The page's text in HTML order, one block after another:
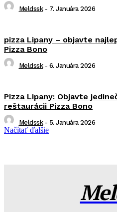
Meldssk - 7. Januára 2026
pizza Lipany – objavte
Pizza Bono
Meldssk - 6. Januára 2026
Pizza Lipany: Objavte
reštaurácii Pizza Bono
Meldssk - 5. Januára 2026
Načítať ďalšie